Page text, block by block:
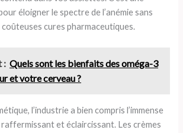
éloigner le spectre de l’anémie sans
cures pharmaceutiques.
: Quels sont les bienfaits des oméga-3
et votre cerveau ?
l’industrie a bien compris l’immense
et éclaircissant. Les crèmes